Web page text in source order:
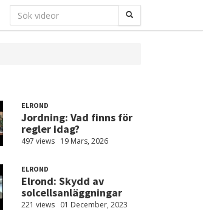
ELROND
Jordning: Vad finns för
regler idag?
497 views 19 Mars, 2026
ELROND
Elrond: Skydd av
solcellsanläggningar
221 views 01 December, 2023